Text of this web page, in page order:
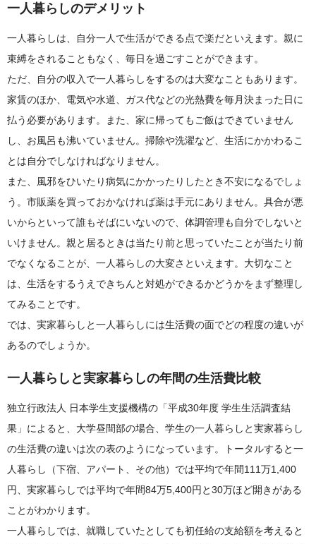
一人暮らしのデメリット
一人暮らしは、自分一人で生活ができる点で楽だといえます。親に
束縛をされることもなく、毎日を過ごすことができます。
ただ、自分の収入で一人暮らしをするのは大変なこともあります。
家賃のほか、電気や水道、ガス代などの光熱費を毎月決まった日に
払う必要があります。また、家に帰ってもご飯はできていません
し、お風呂も沸いていません。掃除や洗濯など、生活にかかわるこ
とは自分でしなければなりません。
また、風邪をひいたり病気にかかったりしたとき不安になるでしょ
う。市販薬を買っておかなければ薬は手元にありません。具合が悪
いからといって誰もそばにいないので、体調管理も自分でしないと
いけません。親と居るときは当たり前と思っていたことが当たり前
でなくなることが、一人暮らしの大変さといえます。大切なこと
は、生活をするうえできちんと対処ができるかどうかをまず整理し
てみることです。
では、実家暮らしと一人暮らしには生活費の面でどの程度の違いが
あるのでしょうか。
一人暮らしと実家暮らしの年間の生活費比較
独立行政法人 日本学生支援機構の「平成30年度 学生生活調査結
果」によると、大学昼間部の場合、学生の一人暮らしと実家暮らし
の生活費の違いは次の表のようになっています。トータルすると一
人暮らし（下宿、アパート、その他）では平均で年間111万1,400
円、実家暮らしでは平均で年間84万5,400円と30万ほど開きがある
ことがわかります。
一人暮らしでは、就職していたとしても初任給の支給額を考えると